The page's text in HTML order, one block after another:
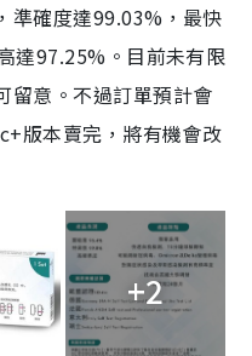
準確度達99.03%，最快
達97.25%。目前未有限
留意。不過訂單預計會
版本賣完，將有機會改
+2